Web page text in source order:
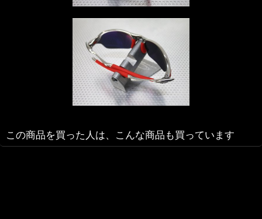
この商品を買った人は、こんな商品も買っています